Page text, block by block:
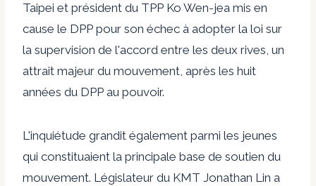
Taipei et président du TPP Ko Wen-jea mis en
cause le DPP pour son échec à adopter la loi sur
la supervision de l'accord entre les deux rives, un
attrait majeur du mouvement, après les huit
années du DPP au pouvoir.
L'inquiétude grandit également parmi les jeunes
qui constituaient la principale base de soutien du
mouvement. Législateur du KMT Jonathan Lin a